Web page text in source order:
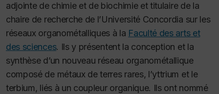
adjointe de chimie et de biochimie et titulaire de la
chaire de recherche de l’Université Concordia sur les
réseaux organométalliques à la Faculté des arts et
des sciences. Ils y présentent la conception et la
synthèse d’un nouveau réseau organométallique
composé de métaux de terres rares, l’yttrium et le
terbium, liés à un coupleur organique. Ils ont nommé